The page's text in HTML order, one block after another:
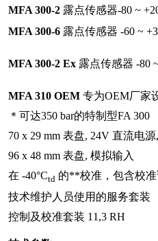
MFA 300-2 露点传感器-80 ~
MFA 300-6 露点传感器 -60 ~
MFA 300-2 Ex 露点传感器 -80
MFA 310 OEM 专为OEM厂家
＊可达350 bar的特制型FA 300
70 x 29 mm 表盘, 24V 直流电
96 x 48 mm 表盘, 模拟输入
在 -40°Ctd 的**校准，包含校
技术维护人员使用的服务套装
控制及校准套装 11,3 RH